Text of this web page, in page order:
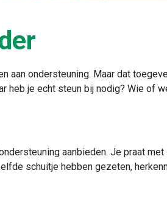
aan ondersteuning. Maar dat
heb je echt steun bij nodig? Wie of
aanbieden. Je praat
schuitje hebben gezeten,